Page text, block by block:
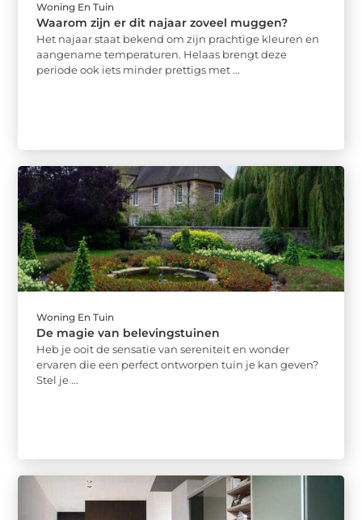
Woning En Tuin
Waarom zijn er dit najaar zoveel muggen?
Het najaar staat bekend om zijn prachtige kleuren en
aangename temperaturen. Helaas brengt deze
periode ook iets minder prettigs met ...
Woning En Tuin
De magie van belevingstuinen
Heb je ooit de sensatie van sereniteit en wonder
ervaren die een perfect ontworpen tuin je kan geven?
Stel je ...